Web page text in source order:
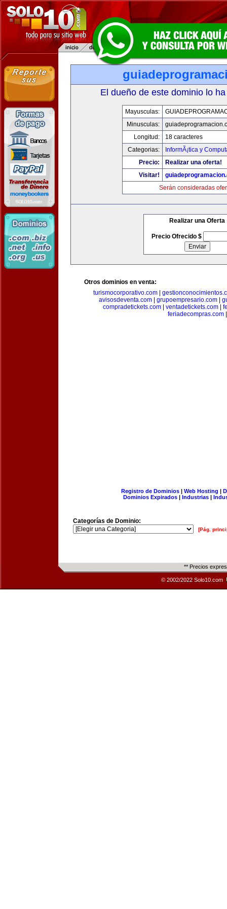
El dueño de este dominio lo
Mayusculas:
Minusculas:
Longitud:
18 caracteres
Categorias:
InformÃ¡tica y
Precio:
Realizar una oferta!
Visitar!
Serán consideradas
Realizar una Oferta
Precio Ofrecido $
Otros dominios en venta:
turismocorporativo.com
avisosdeventa.com| grupoempresario.com|
compradetickets.com| ventadetickets.com|
feriadecompras.com|
Registro de Dominios| Web Hosting |
Dominios Expirados | Industrias |
Categorías de Dominio:
[Pág.
** Precios
© 2002/2022 Solo10.com